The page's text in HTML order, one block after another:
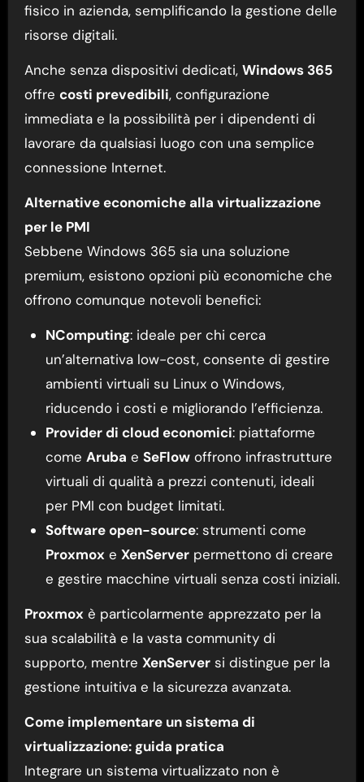
fisico in azienda, semplificando la gestione delle
risorse digitali.
Anche senza dispositivi dedicati, Windows 365
offre costi prevedibili, configurazione
immediata e la possibilità per i dipendenti di
lavorare da qualsiasi luogo con una semplice
connessione Internet.
Alternative economiche alla virtualizzazione
per le PMI
Sebbene Windows 365 sia una soluzione
premium, esistono opzioni più economiche che
offrono comunque notevoli benefici:
NComputing: ideale per chi cerca
un’alternativa low-cost, consente di gestire
ambienti virtuali su Linux o Windows,
riducendo i costi e migliorando l’efficienza.
Provider di cloud economici: piattaforme
come Aruba e SeFlowoffrono infrastrutture
virtuali di qualità a prezzi contenuti, ideali
per PMI con budget limitati.
Software open-source: strumenti come
Proxmox e XenServerpermettono di creare
e gestire macchine virtuali senza costi iniziali.
Proxmox è particolarmente apprezzato per la
sua scalabilità e la vasta community di
supporto, mentre XenServersi distingue per la
gestione intuitiva e la sicurezza avanzata.
Come implementare un sistema di
virtualizzazione: guida pratica
Integrare un sistema virtualizzato non è